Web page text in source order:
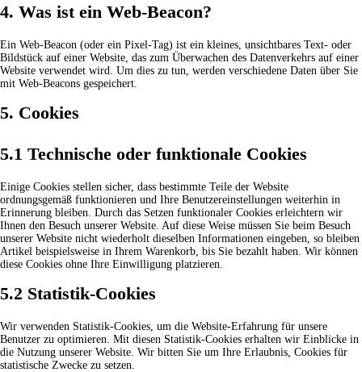
4. Was ist ein Web-Beacon?
Ein Web-Beacon (oder ein Pixel-Tag) ist ein kleines, unsichtbares Text- oder
Bildstück auf einer Website, das zum Überwachen des Datenverkehrs auf einer
Website verwendet wird. Um dies zu tun, werden verschiedene Daten über Sie
mit Web-Beacons gespeichert.
5. Cookies
5.1 Technische oder funktionale Cookies
Einige Cookies stellen sicher, dass bestimmte Teile der Website
ordnungsgemäß funktionieren und Ihre Benutzereinstellungen weiterhin in
Erinnerung bleiben. Durch das Setzen funktionaler Cookies erleichtern wir
Ihnen den Besuch unserer Website. Auf diese Weise müssen Sie beim Besuch
unserer Website nicht wiederholt dieselben Informationen eingeben, so bleiben
Artikel beispielsweise in Ihrem Warenkorb, bis Sie bezahlt haben. Wir können
diese Cookies ohne Ihre Einwilligung platzieren.
5.2 Statistik-Cookies
Wir verwenden Statistik-Cookies, um die Website-Erfahrung für unsere
Benutzer zu optimieren. Mit diesen Statistik-Cookies erhalten wir Einblicke in
die Nutzung unserer Website. Wir bitten Sie um Ihre Erlaubnis, Cookies für
statistische Zwecke zu setzen.